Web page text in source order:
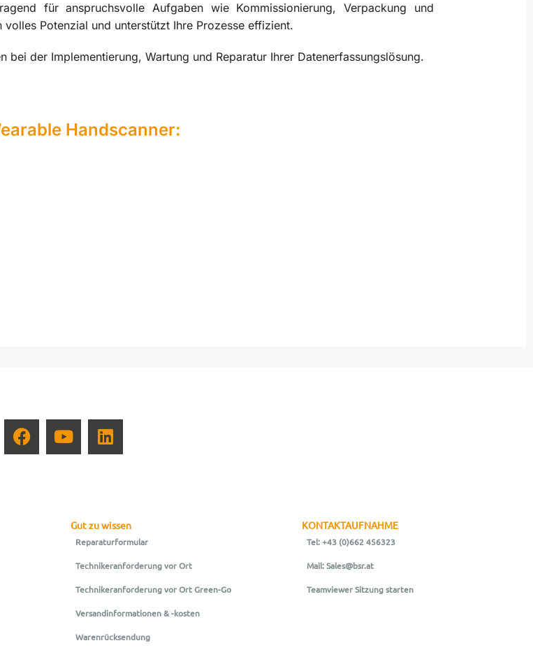
für anspruchsvolle Aufgaben wie Kommissionierung, Verpackung und
Potenzial und unterstützt Ihre Prozesse effizient.
bei der Implementierung, Wartung und Reparatur Ihrer Datenerfassungslösung.
Handscanner:
Gut zu wissen
Reparaturformular
Technikeranforderung vor Ort
Technikeranforderung vor Ort Green-Go
Versandinformationen & -kosten
Warenrücksendung
KONTAKTAUFNAHME
Tel: +43 (0)662 456323
Mail: Sales@bsr.at
Teamviewer Sitzung starten